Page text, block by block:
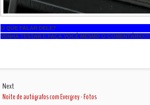
O QUE FALAR DELE?
VENHA TESTAR E FAÇA VOCÊ MESMO O COMENTÁRIO!!!
Next
Noite de autógrafos com Evergrey - Fotos